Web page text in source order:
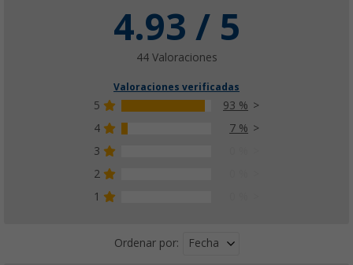
4.93 / 5
44 Valoraciones
Valoraciones verificadas
5
93 %
4
7 %
3
2
1
Ordenar por: Fecha